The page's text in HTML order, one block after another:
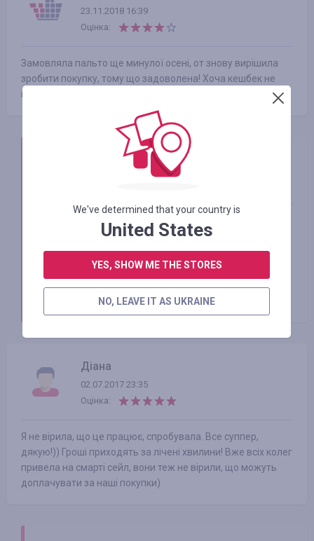
23.11.2018 16:39
Оцінка:
Замовляла пальто ще минулої осені, от знову вирішила
зробити покупку, тому що задоволена! Хоча кешбек не
повернули (
Smarty Sale
Якщо Ви дотримувались всіх правил, кешбек
повинен бути зарахований. На протязі 72 годин
не буде в обліковому записі інформації щодо
замовлення, залюбки допоможемо розрішити
цю ситуації. Але Вам спочатку...читати далі
Діана
02.07.2017 23:35
Оцінка:
Я не вірила, що це працює, спробувала. Все суппер,
дякую!)) Гроші приходять за лічені хвилини! Вже всіх колег
привела на смарті сейл, вони теж не вірили, що можуть
доплачувати за наші покупки)
We've determined that your country is
United States
YES, SHOW ME THE STORES
NO, LEAVE IT AS UKRAINE